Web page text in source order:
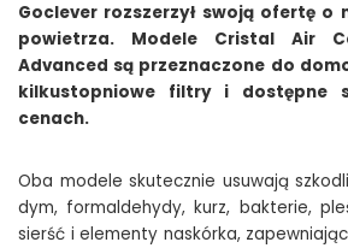
Goclever rozszerzył swoją ofertę o
powietrza. Modele Cristal Air
Advanced są przeznaczone do
kilkustopniowe filtry i dostępne
cenach.
Oba modele skutecznie usuwają
dym, formaldehydy, kurz, bakterie,
sierść i elementy naskórka,